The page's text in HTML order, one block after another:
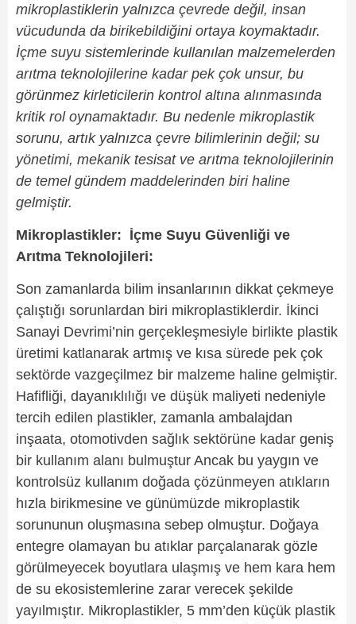
mikroplastiklerin yalnızca çevrede değil, insan
vücudunda da birikebildiğini ortaya koymaktadır.
İçme suyu sistemlerinde kullanılan malzemelerden
arıtma teknolojilerine kadar pek çok unsur, bu
görünmez kirleticilerin kontrol altına alınmasında
kritik rol oynamaktadır. Bu nedenle mikroplastik
sorunu, artık yalnızca çevre bilimlerinin değil; su
yönetimi, mekanik tesisat ve arıtma teknolojilerinin
de temel gündem maddelerinden biri haline
gelmiştir.
Mikroplastikler: İçme Suyu Güvenliği ve
Arıtma Teknolojileri:
Son zamanlarda bilim insanlarının dikkat çekmeye
çalıştığı sorunlardan biri mikroplastiklerdir. İkinci
Sanayi Devrimi’nin gerçekleşmesiyle birlikte plastik
üretimi katlanarak artmış ve kısa sürede pek çok
sektörde vazgeçilmez bir malzeme haline gelmiştir.
Hafifliği, dayanıklılığı ve düşük maliyeti nedeniyle
tercih edilen plastikler, zamanla ambalajdan
inşaata, otomotivden sağlık sektörüne kadar geniş
bir kullanım alanı bulmuştur Ancak bu yaygın ve
kontrolsüz kullanım doğada çözünmeyen atıkların
hızla birikmesine ve günümüzde mikroplastik
sorununun oluşmasına sebep olmuştur. Doğaya
entegre olamayan bu atıklar parçalanarak gözle
görülmeyecek boyutlara ulaşmış ve hem kara hem
de su ekosistemlerine zarar verecek şekilde
yayılmıştır. Mikroplastikler, 5 mm’den küçük plastik